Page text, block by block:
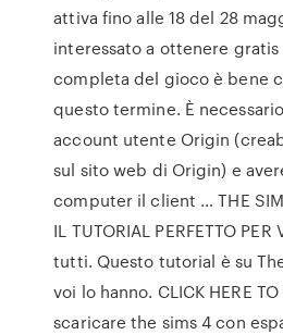
attiva fino alle 18 del 28
interessato a ottenere gratis
completa del gioco è bene
questo termine. È
account utente Origin
sul sito web di Origin) e
computer il client … THE
IL TUTORIAL PERFETTO
tutti. Questo tutorial è su
voi lo hanno. CLICK HERE TO
scaricare the sims 4 con